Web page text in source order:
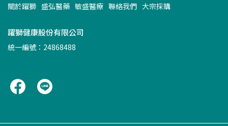
關於躍獅 盛弘醫藥 敏盛醫療 聯絡我們 大宗採購
躍獅健康股份有限公司
統一編號：24868488